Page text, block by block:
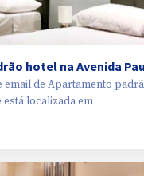
hotel na Avenida
email de Apartamento
está localizada em